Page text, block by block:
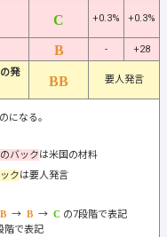
+0.3% +0.3%
-
+28
発
要人発言
になる。
バックは米国の材料
クは要人発言
→ →
の7段階で表記
階で表記